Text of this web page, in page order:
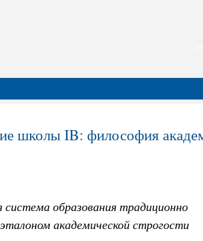
школы IB: философия
система образования традиционно
академической строгости